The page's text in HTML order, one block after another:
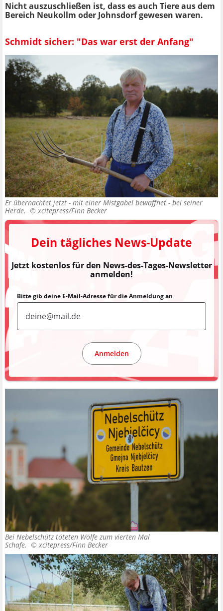
Nicht auszuschließen ist, dass es auch Tiere aus dem
Bereich Neukollm oder Johnsdorf gewesen waren.
Schmidt sicher: "Das war erst der Anfang"
Er übernachtet jetzt - mit einer Mistgabel bewaffnet - bei seiner
Herde. © xcitepress/Finn Becker
Dein tägliches News-Update
Jetzt kostenlos für den News-des-Tages-Newsletter
anmelden!
Bitte gib deine E-Mail-Adresse für die Anmeldung an
Anmelden
Bei Nebelschütz töteten Wölfe zum vierten Mal
Schafe. © xcitepress/Finn Becker